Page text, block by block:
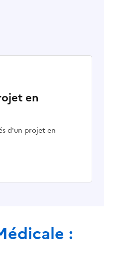
en
d'un projet en
: